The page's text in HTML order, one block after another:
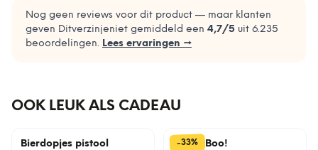
Nog geen reviews voor dit product — maar klanten
geven Ditverzinjeniet gemiddeld een 4,7/5 uit 6.235
beoordelingen. Lees ervaringen →
OOK LEUK ALS CADEAU
Bierdopjes pistool -33%
Pick a Boo!